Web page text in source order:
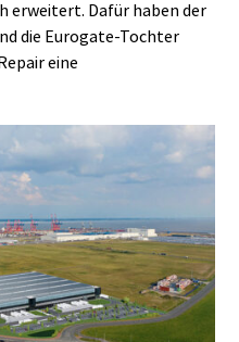
erweitert. Dafür haben der
die Eurogate-Tochter
eine